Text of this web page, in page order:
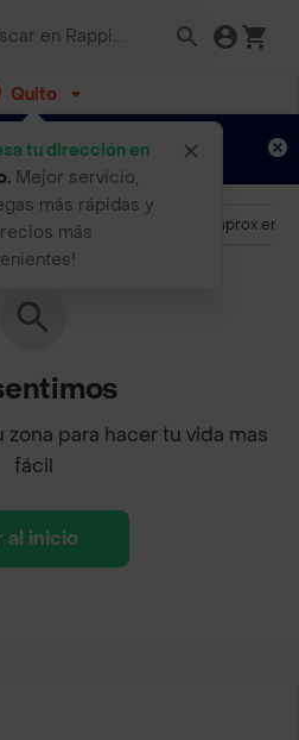
Quito
tu dirección en
. Mejor servicio,
más rápidas y
más
semanas Aplican TyC
Más de 4.5 Llega aprox en
para hacer tu vida mas
fácil
al inicio